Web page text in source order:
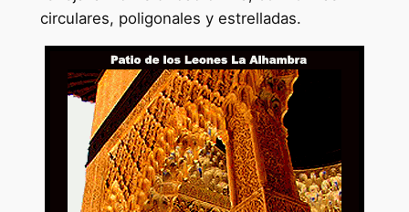
circulares, poligonales y estrelladas.